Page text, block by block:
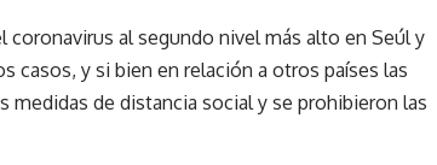
coronavirus al segundo nivel más alto en Seúl y
casos, y si bien en relación a otros países las
de distancia social y se prohibieron las